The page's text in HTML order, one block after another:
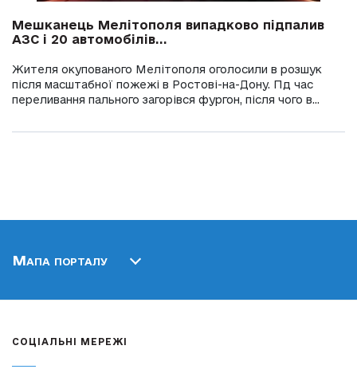
Мешканець Мелітополя випадково підпалив
АЗС і 20 автомобілів...
Жителя окупованого Мелітополя оголосили в розшук
після масштабної пожежі в Ростові-на-Дону. Пд час
переливання пального загорівся фургон, після чого в...
Мапа порталу
СОЦІАЛЬНІ МЕРЕЖІ